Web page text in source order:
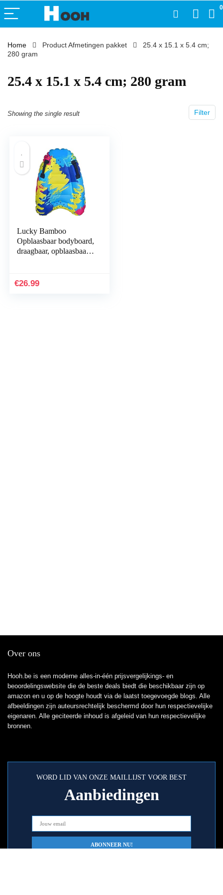
0
Home Product Afmetingen pakket
‎25.4 x 15.1 x 5.4 cm;
280 gram
‎25.4 x 15.1 x 5.4 cm; 280 gram
Filter
Showing the single result
Lucky Bamboo
Opblaasbaar bodyboard,
draagbaar, opblaasbaar,
kinderen, surfen
€26.99
Over ons
Hooh.be is een moderne alles-in-één prijsvergelijkings- en
beoordelingswebsite die de beste deals biedt die beschikbaar zijn op
amazon en u op de hoogte houdt via de laatst toegevoegde blogs. Alle
afbeeldingen zijn auteursrechtelijk beschermd door hun respectievelijke
eigenaren. Alle geciteerde inhoud is afgeleid van hun respectievelijke
bronnen.
WORD LID VAN ONZE MAILLIJST VOOR BEST
Aanbiedingen